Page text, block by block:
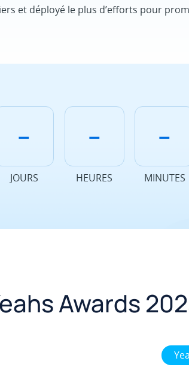
et déployé le plus d’efforts pour
--
JOURS
--
HEURES
--
MINUTES
Awards